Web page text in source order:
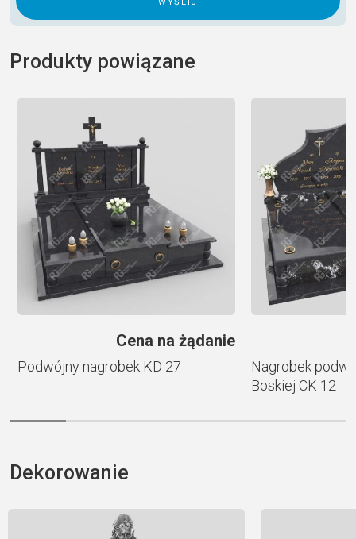
A
t
r
Produkty powiązane
Cena na żądanie
Podwójny nagrobek KD 27
Nagrobek
Boskiej CK 12
Dekorowanie